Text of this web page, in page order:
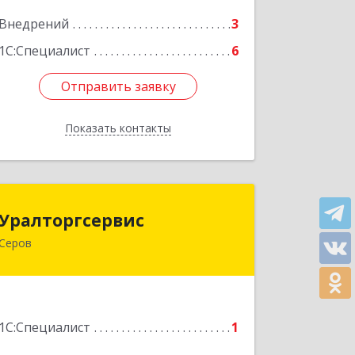
Внедрений
3
1С:Специалист
6
Отправить заявку
Показать контакты
Отправить заявку
Назад
1С:Специалист 1
624980, Свердловская обл, Серов г,